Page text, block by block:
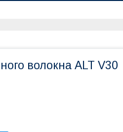
волокна ALT V30